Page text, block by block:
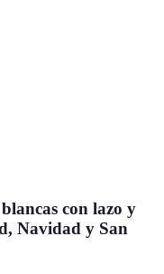
con lazo y
Navidad y San